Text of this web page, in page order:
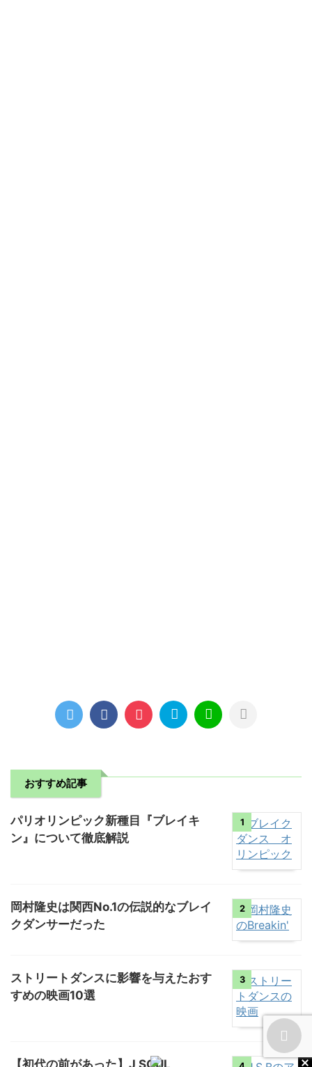
おすすめ記事
1
パリオリンピック新種目『ブレイキ
ン』について徹底解説
2
岡村隆史は関西No.1の伝説的なブレイ
クダンサーだった
3
ストリートダンスに影響を与えたおす
すめの映画10選